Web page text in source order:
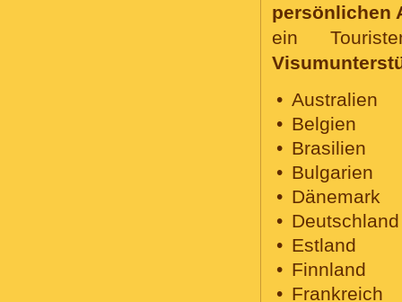
persönlichen
ein
Australien
Belgien
Brasilien
Bulgarien
Dänemark
Deutschland
Estland
Finnland
Frankreich